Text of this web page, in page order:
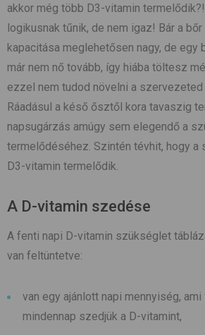
akkor még több D3-vitamin
logikusnak tűnik, de nem igaz! Bár a
kapacitása meglehetősen nagy, de
már nem nő tovább, így hiába töltesz
ezzel nem tudod növelni a
Ráadásul a késő ősztől kora tavaszig
napsugárzás amúgy sem elegendő a
termelődéséhez. Szintén tévhit, hogy a
D3-vitamin termelődik.
A D-vitamin szedése
A fenti napi D-vitamin szükséglet
van feltüntetve:
van egy ajánlott napi mennyiség,
mindennap szedjük a D-vitamint,